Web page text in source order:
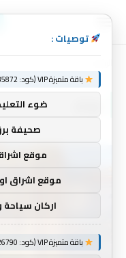
توصيات :
باقة متميزة VIP (كود: AA35872):
ضوء
صحيفة
موقع
موقع اشراق
اركان
باقة متميزة VIP (كود: AA26790):